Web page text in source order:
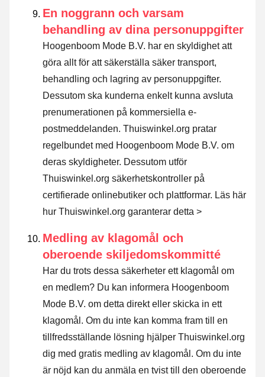
En noggrann och varsam
behandling av dina personuppgifter
Hoogenboom Mode B.V. har en skyldighet att
göra allt för att säkerställa säker transport,
behandling och lagring av personuppgifter.
Dessutom ska kunderna enkelt kunna avsluta
prenumerationen på kommersiella e-
postmeddelanden. Thuiswinkel.org pratar
regelbundet med Hoogenboom Mode B.V. om
deras skyldigheter. Dessutom utför
Thuiswinkel.org säkerhetskontroller på
certifierade onlinebutiker och plattformar. Läs här
hur Thuiswinkel.org garanterar detta >
Medling av klagomål och
oberoende skiljedomskommitté
Har du trots dessa säkerheter ett klagomål om
en medlem? Du kan informera Hoogenboom
Mode B.V. om detta direkt eller skicka in ett
klagomål . Om du inte kan komma fram till en
tillfredsställande lösning hjälper Thuiswinkel.org
dig med gratis medling av klagomål. Om du inte
är nöjd kan du anmäla en tvist till den oberoende